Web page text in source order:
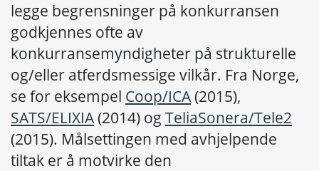
legge begrensninger på konkurransen
godkjennes ofte av
konkurransemyndigheter på strukturelle
og/eller atferdsmessige vilkår. Fra Norge,
se for eksempel Coop/ICA(2015),
SATS/ELIXIA(2014) og TeliaSonera/Tele2
(2015). Målsettingen med avhjelpende
tiltak er å motvirke den